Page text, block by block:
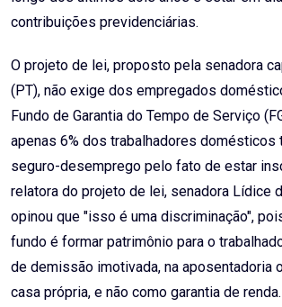
contribuições previdenciárias.
O projeto de lei, proposto pela senadora
(PT), não exige dos empregados
Fundo de Garantia do Tempo de Serviço
apenas 6% dos trabalhadores domésticos
seguro-desemprego pelo fato de estar
relatora do projeto de lei, senadora Lídice
opinou que "isso é uma discriminação",
fundo é formar patrimônio para o
de demissão imotivada, na aposentadoria
casa própria, e não como garantia de renda.